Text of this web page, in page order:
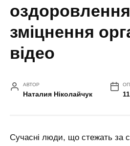
оздоровлення
зміцнення
відео
АВТОР
Наталия Ніколайчук
Сучасні люди, що стежать за